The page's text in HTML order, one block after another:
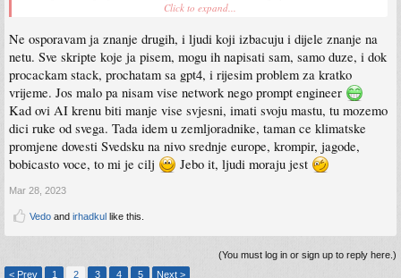
mozda malo manje vremena. Ali bolje ces shvatiti i nauciti stvari koje sam
gledas da li radi i zasto ne. Ucenje metodom pokusaja i promasaja sa gotovim
rjesenjem nece nikad bit bolje od researcha. To je gore nego kopiranje rjesenja sa
stackoverflow-a.
Dodatno se namece problem akumuliranog znanja. Ako se masovno krenu koristiti
ChatGPT i slicni servisi i ljudi prestanu koristiti druge izvore i nacine
razmjenjivanja znanja, npr. StackOverflow i slicno. Odakle ce ChatGPT i slicni
servisi uciti? Iz neke dokumentacije koju nece niko citati a ocigledno ni pisati za
potrebe language modela? To nije nesto sto je vidljivo sad, ali taj problem ce biti
izrazen kroz 5-10-15 godina, kad ne budes mogao naci rjesenje za nista korisno
pustimo da ih ljudi uce koji im slijepo vjeruju i kopiraju rjesenja, tek onda smo
zaglibili. Bukvalno pustamo najglupljim ljudima da treniraju model neceg sto treba
bit extra pametno
Click to expand...
Ne osporavam ja znanje drugih, i ljudi koji izbacuju i dijele znanje na
netu. Sve skripte koje ja pisem, mogu ih napisati sam, samo duze, i dok
procackam stack, prochatam sa gpt4, i rijesim problem za kratko
vrijeme. Jos malo pa nisam vise network nego prompt engineer
Kad ovi AI krenu biti manje vise svjesni, imati svoju mastu, tu mozemo
dici ruke od svega. Tada idem u zemljoradnike, taman ce klimatske
promjene dovesti Svedsku na nivo srednje europe, krompir, jagode,
bobicasto voce, to mi je cilj
Jebo it, ljudi moraju jest
Mar 28, 2023
Vedo and irhadkul like this.
(You must log in or sign up to reply here.)
< Prev
1 2 3 4 5 Next >